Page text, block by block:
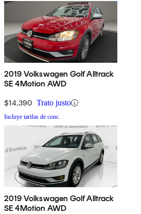
2019 Volkswagen Golf Alltrack
SE 4Motion AWD
$14,390 Trato justo
Incluye tarifas de conc.
2019 Volkswagen Golf Alltrack
SE 4Motion AWD